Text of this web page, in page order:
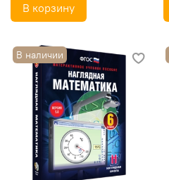
В корзину
В наличии